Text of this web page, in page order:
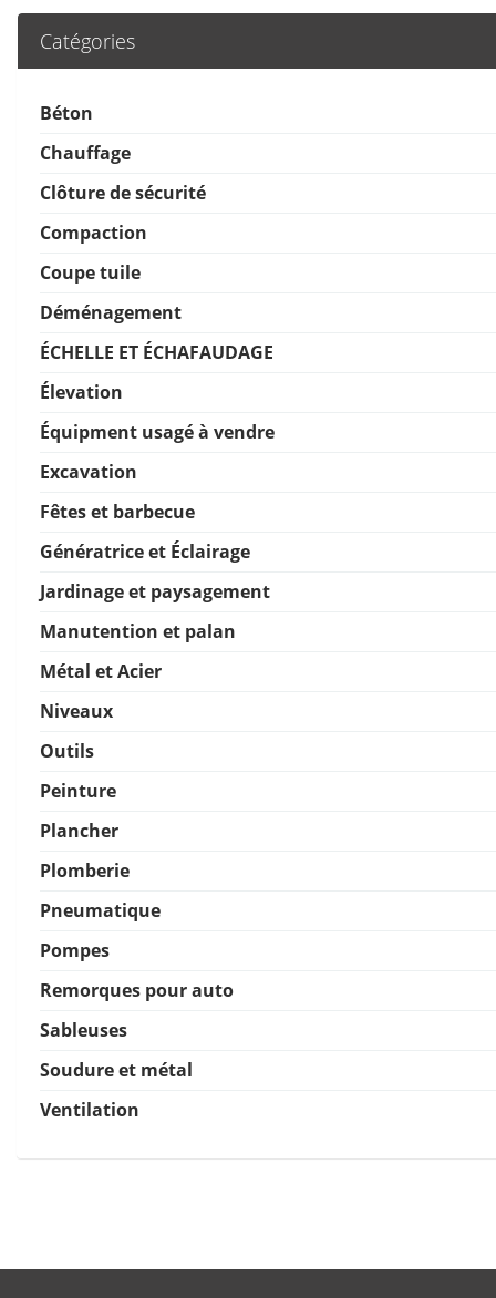
Catégories
Béton
Chauffage
Clôture de sécurité
Compaction
Coupe tuile
Déménagement
ÉCHELLE ET ÉCHAFAUDAGE
Élevation
Équipment usagé à vendre
Excavation
Fêtes et barbecue
Génératrice et Éclairage
Jardinage et paysagement
Manutention et palan
Métal et Acier
Niveaux
Outils
Peinture
Plancher
Plomberie
Pneumatique
Pompes
Remorques pour auto
Sableuses
Soudure et métal
Ventilation